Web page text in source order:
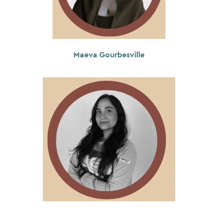
Maeva Gourbesville